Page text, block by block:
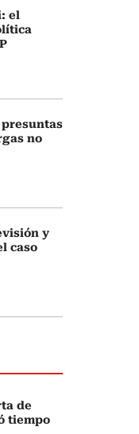
el
presuntas
no
y
caso
de
tiempo